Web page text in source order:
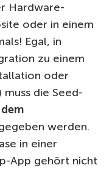
Hardware-
oder in einem
Egal, in
zu einem
oder
die Seed-
werden.
in einer
App gehört nicht